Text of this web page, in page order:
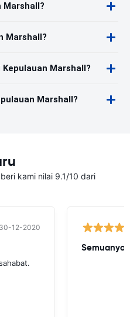
Marshall?
Marshall?
Marshall?
Marshall?
kami nilai 9.1/10 dari
30-12-2020
Semuanya